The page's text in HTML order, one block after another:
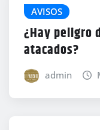
AVISOS
¿Hay peligro
atacados?
admin